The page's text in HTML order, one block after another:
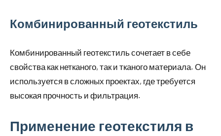
Комбинированный геотекстиль
Комбинированный геотекстиль сочетает в себе
свойства как нетканого, так и тканого материала. Он
используется в сложных проектах, где требуется
высокая прочность и фильтрация.
Применение геотекстиля в